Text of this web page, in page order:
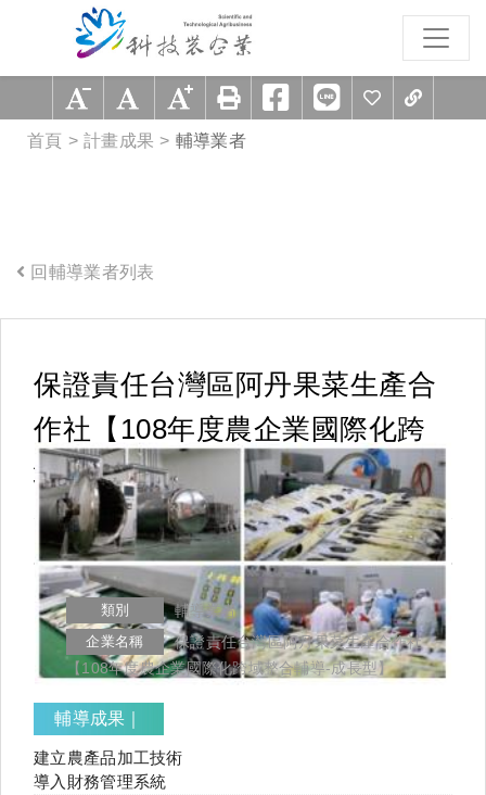
跳到主要內容區塊
首頁 計畫成果 輔導業者
回輔導業者列表
保證責任台灣區阿丹果菜生產合
作社【108年度農企業國際化跨
域整合輔導-成長型】
類別 輔導業者
企業名稱
保證責任台灣區阿丹果菜生產合作社
【108年度農企業國際化跨域整合輔導-成長型】
輔導成果｜
建立農產品加工技術
導入財務管理系統